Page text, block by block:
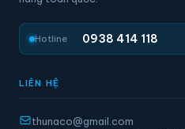
Hotline 0938 414 118
LIÊN HỆ
thunaco@gmail.com